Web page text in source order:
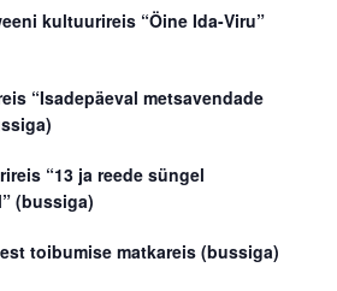
kultuurireis “Öine Ida-Viru”
“Isadepäeval metsavendade
“13 ja reede süngel
(bussiga)
toibumise matkareis (bussiga)